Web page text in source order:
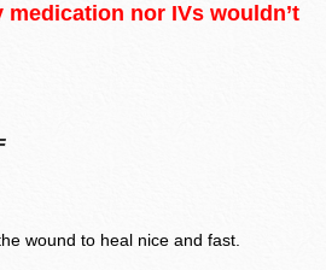
nor IVs wouldn’t
wound to heal nice and fast.